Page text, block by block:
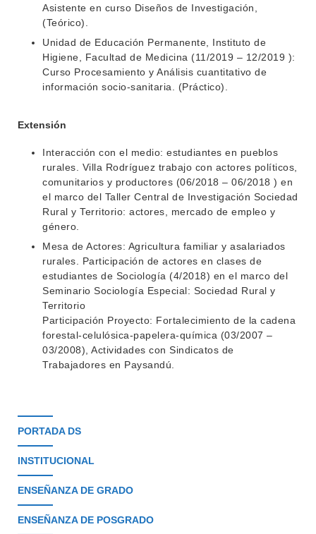
PORTADA DS
INSTITUCIONAL
ENSEÑANZA DE GRADO
ENSEÑANZA DE POSGRADO
Asistente en curso Diseños de Investigación,
(Teórico).
Unidad de Educación Permanente, Instituto de
Higiene, Facultad de Medicina (11/2019 – 12/2019 ):
Curso Procesamiento y Análisis cuantitativo de
información socio-sanitaria. (Práctico).
Extensión
Interacción con el medio: estudiantes en pueblos
rurales. Villa Rodríguez trabajo con actores políticos,
comunitarios y productores (06/2018 – 06/2018 ) en
el marco del Taller Central de Investigación Sociedad
Rural y Territorio: actores, mercado de empleo y
género.
Mesa de Actores: Agricultura familiar y asalariados
rurales. Participación de actores en clases de
estudiantes de Sociología (4/2018) en el marco del
Seminario Sociología Especial: Sociedad Rural y
Territorio
Participación Proyecto: Fortalecimiento de la cadena
forestal-celulósica-papelera-química (03/2007 –
03/2008), Actividades con Sindicatos de
Trabajadores en Paysandú.